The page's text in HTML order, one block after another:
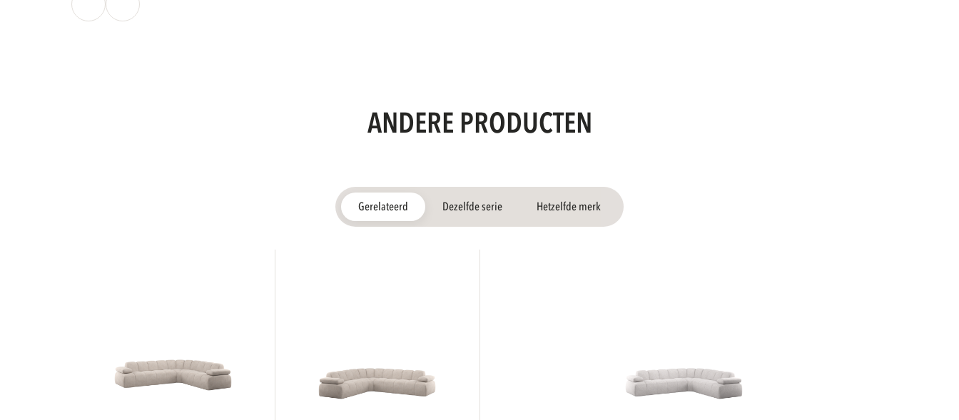
ANDERE PRODUCTEN
Gerelateerd Dezelfde serie Hetzelfde merk